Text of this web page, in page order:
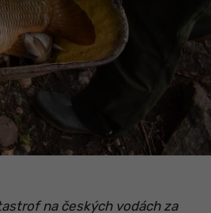
na českých vodách za